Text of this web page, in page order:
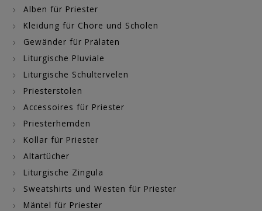
Alben für Priester
Kleidung für Chöre und Scholen
Gewänder für Prälaten
Liturgische Pluviale
Liturgische Schultervelen
Priesterstolen
Accessoires für Priester
Priesterhemden
Kollar für Priester
Altartücher
Liturgische Zingula
Sweatshirts und Westen für Priester
Mäntel für Priester